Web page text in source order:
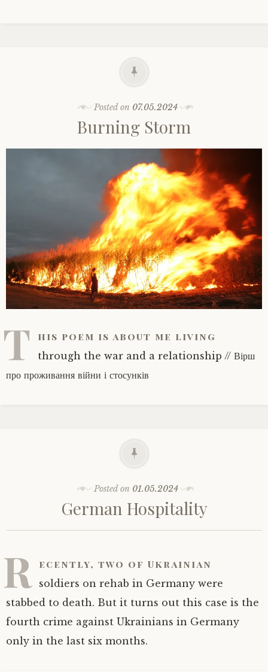
Posted on 07.05.2024
Burning Storm
T his poem is about me living
through the war and a relationship // Вірш
про проживання війни і стосунків
Posted on 01.05.2024
German Hospitality
R ecently, two of Ukrainian
soldiers on rehab in Germany were
stabbed to death. But it turns out this case is the
fourth crime against Ukrainians in Germany
only in the last six months.